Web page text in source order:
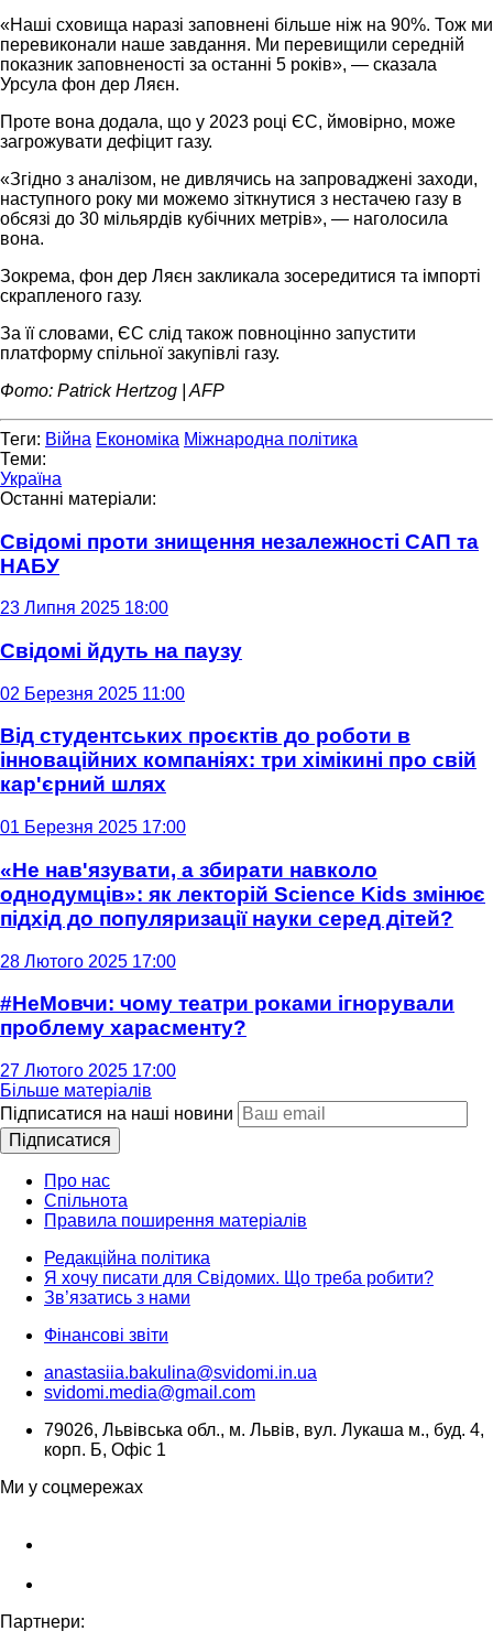
«Наші сховища наразі заповнені більше ніж на 90%. Тож ми
перевиконали наше завдання. Ми перевищили середній
показник заповненості за останні 5 років», — сказала
Урсула фон дер Ляєн.
Проте вона додала, що у 2023 році ЄС, ймовірно, може
загрожувати дефіцит газу.
«Згідно з аналізом, не дивлячись на запроваджені заходи,
наступного року ми можемо зіткнутися з нестачею газу в
обсязі до 30 мільярдів кубічних метрів», — наголосила
вона.
Зокрема, фон дер Ляєн закликала зосередитися та імпорті
скрапленого газу.
За її словами, ЄС слід також повноцінно запустити
платформу спільної закупівлі газу.
Фото: Patrick Hertzog | AFP
Теги: Війна Економіка Міжнародна політика
Теми:
Україна
Останні матеріали:
Свідомі проти знищення незалежності САП та
НАБУ
23 Липня 2025 18:00
Свідомі йдуть на паузу
02 Березня 2025 11:00
Від студентських проєктів до роботи в
інноваційних компаніях: три хімікині про свій
кар'єрний шлях
01 Березня 2025 17:00
«Не нав'язувати, а збирати навколо
однодумців»: як лекторій Science Kids змінює
підхід до популяризації науки серед дітей?
28 Лютого 2025 17:00
#НеМовчи: чому театри роками ігнорували
проблему харасменту?
27 Лютого 2025 17:00
Більше матеріалів
Підписатися на наші новини
Підписатися
Про нас
Спільнота
Правила поширення матеріалів
Редакційна політика
Я хочу писати для Свідомих. Що треба робити?
Зв’язатись з нами
Фінансові звіти
anastasiia.bakulina@svidomi.in.ua
svidomi.media@gmail.com
79026, Львівська обл., м. Львів, вул. Лукаша м., буд. 4,
корп. Б, Офіс 1
Ми у соцмережах
Партнери: